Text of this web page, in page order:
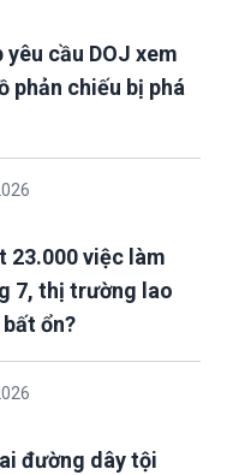
yêu cầu DOJ xem
phản chiếu bị phá
23.000 việc làm
7, thị trường lao
ổn?
đường dây tội